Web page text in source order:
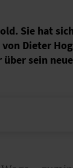
Sie hat
Dieter
sein